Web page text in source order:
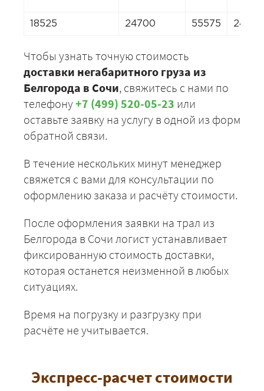
18525 24700 55575 24700
Чтобы узнать точную стоимость
доставки негабаритного груза из
Белгорода в Сочи, свяжитесь с нами по
телефону+7 (499) 520-05-23 или
оставьте заявку на услугу в одной из форм
обратной связи.
В течение нескольких минут менеджер
свяжется с вами для консультации по
оформлению заказа и расчёту стоимости.
После оформления заявки на трал из
Белгорода в Сочи логист устанавливает
фиксированную стоимость доставки,
которая останется неизменной в любых
ситуациях.
Время на погрузку и разгрузку при
расчёте не учитывается.
Экспресс-расчет стоимости